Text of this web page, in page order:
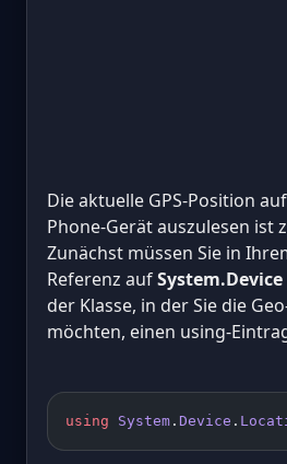
Die aktuelle GPS-Position
Phone-Gerät auszulesen ist
Zunächst müssen Sie in
Referenz aufSystem.Device
der Klasse, in der Sie die
möchten, einen using-
using System . Device .